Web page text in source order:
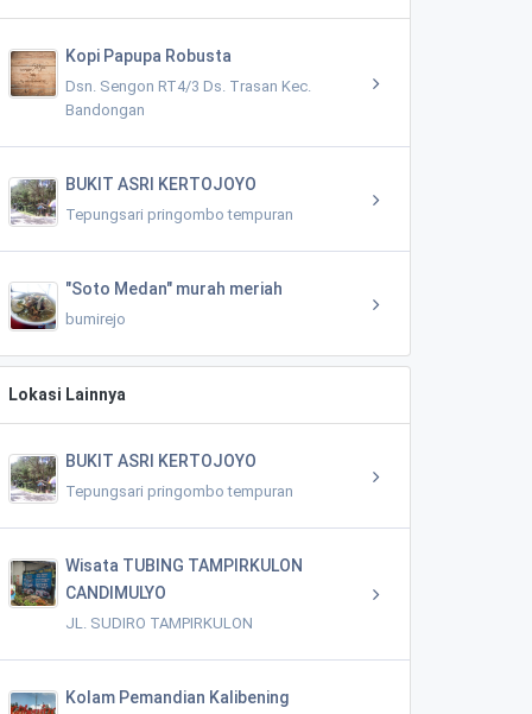
Kopi Papupa Robusta
Dsn. Sengon RT4/3 Ds. Trasan Kec.
Bandongan
BUKIT ASRI KERTOJOYO
Tepungsari pringombo tempuran
"Soto Medan" murah meriah
bumirejo
Lokasi Lainnya
BUKIT ASRI KERTOJOYO
Tepungsari pringombo tempuran
Wisata TUBING TAMPIRKULON
CANDIMULYO
JL. SUDIRO TAMPIRKULON
Kolam Pemandian Kalibening